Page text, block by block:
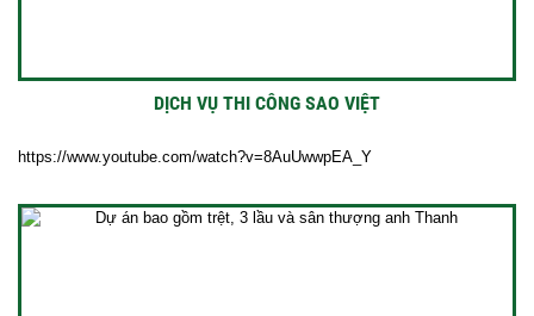
DỊCH VỤ THI CÔNG SAO VIỆT
https://www.youtube.com/watch?v=8AuUwwpEA_Y